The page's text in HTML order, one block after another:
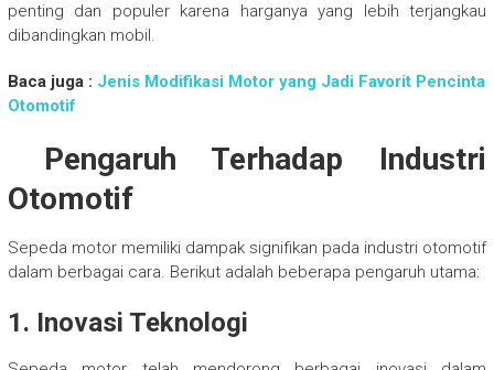
penting dan populer karena harganya yang lebih terjangkau
dibandingkan mobil.
Baca juga : Jenis Modifikasi Motor yang Jadi Favorit Pencinta
Otomotif
Pengaruh Terhadap Industri
Otomotif
Sepeda motor memiliki dampak signifikan pada industri otomotif
dalam berbagai cara. Berikut adalah beberapa pengaruh utama:
1. Inovasi Teknologi